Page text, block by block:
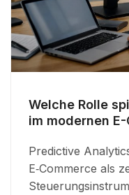
Welche Rolle
im modernen
Predictive
E‑Commerce als